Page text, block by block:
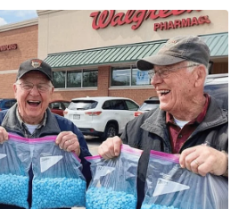
untuk mendirikan
pilihan hatinya itu
oleh ahli keluarganya
Beramai-Ramai
bulan lalu.